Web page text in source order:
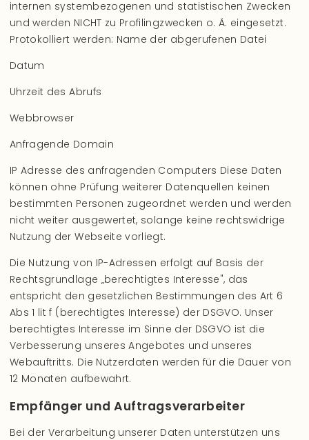
internen systembezogenen und statistischen Zwecken
und werden NICHT zu Profilingzwecken o. Ä. eingesetzt.
Protokolliert werden: Name der abgerufenen Datei
Datum
Uhrzeit des Abrufs
Webbrowser
Anfragende Domain
IP Adresse des anfragenden Computers Diese Daten
können ohne Prüfung weiterer Datenquellen keinen
bestimmten Personen zugeordnet werden und werden
nicht weiter ausgewertet, solange keine rechtswidrige
Nutzung der Webseite vorliegt.
Die Nutzung von IP-Adressen erfolgt auf Basis der
Rechtsgrundlage „berechtigtes Interesse", das
entspricht den gesetzlichen Bestimmungen des Art 6
Abs 1 lit f (berechtigtes Interesse) der DSGVO. Unser
berechtigtes Interesse im Sinne der DSGVO ist die
Verbesserung unseres Angebotes und unseres
Webauftritts. Die Nutzerdaten werden für die Dauer von
12 Monaten aufbewahrt.
Empfänger und Auftragsverarbeiter
Bei der Verarbeitung unserer Daten unterstützen uns